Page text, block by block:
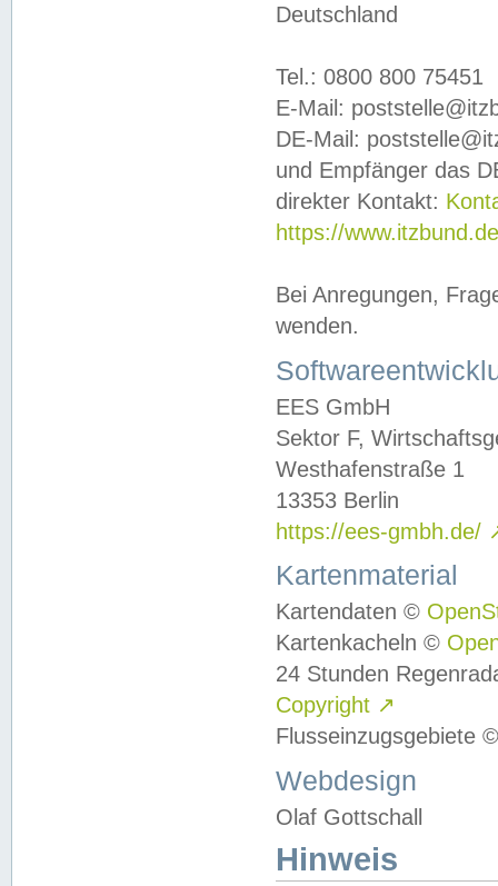
Deutschland
Tel.: 0800 800 75451
E-Mail:
DE-Mail:
und Empfänger das
direkter Kontakt:
https://
Bei Anregungen,
wenden.
EES GmbH
Sektor F,
Westhafenstraße 1
13353 Berlin
https://ees-gmbh.de/
Kartenmaterial
Kartendaten ©
Kartenkacheln ©
24 Stunden
Copyright ↗
Flusseinzugsgebiete
Webdesign
Olaf Gottschall
Hinweis